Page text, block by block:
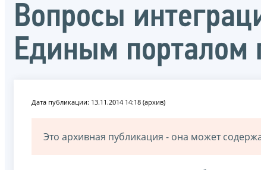
Вопросы
Единым порталом
Дата публикации: 13.11.2014 14:18 (архив)
Это архивная публикация - она может